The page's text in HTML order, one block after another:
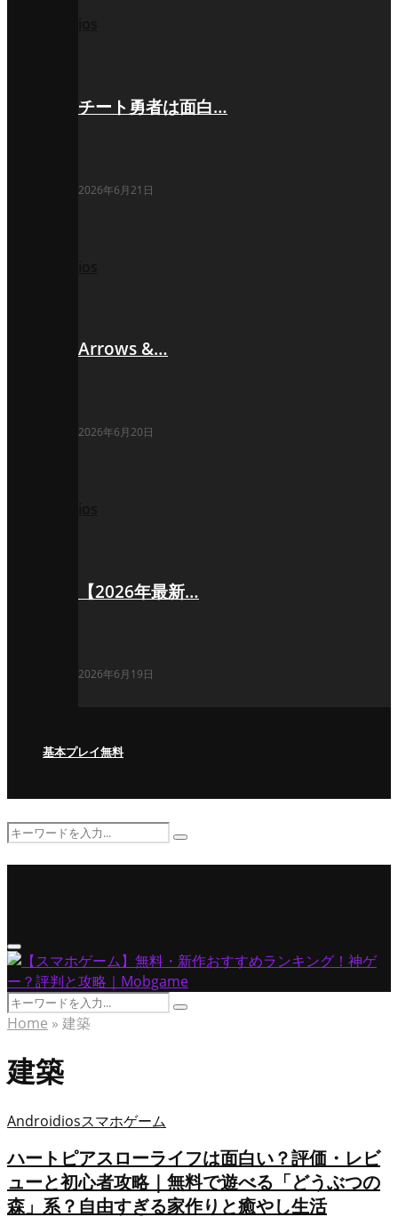
チート勇者は面白…
2026年6月21日
Arrows &…
2026年6月20日
【2026年最新…
2026年6月19日
基本プレイ無料
Search
Search
Primary
Menu
Search
for:
Search
Home » 建築
建築
Androidiosスマホゲーム
ハートピアスローライフは面白い？評価・レビ
ューと初心者攻略｜無料で遊べる「どうぶつの
森」系？自由すぎる家作りと癒やし生活